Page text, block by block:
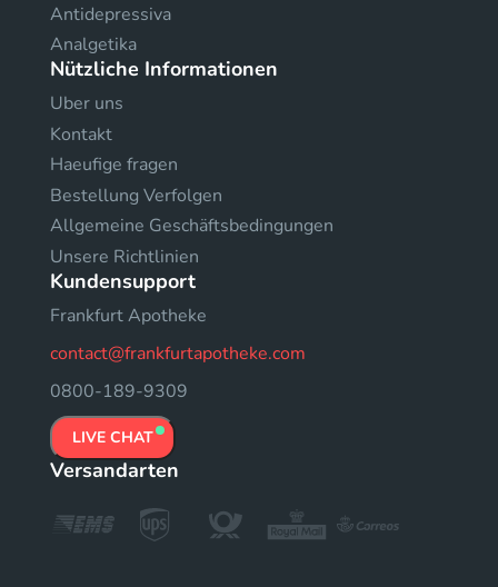
Antidepressiva
Analgetika
Nützliche Informationen
Uber uns
Kontakt
Haeufige fragen
Bestellung Verfolgen
Allgemeine Geschäftsbedingungen
Unsere Richtlinien
Kundensupport
Frankfurt Apotheke
contact@frankfurtapotheke.com
0800-189-9309
LIVE CHAT
Versandarten